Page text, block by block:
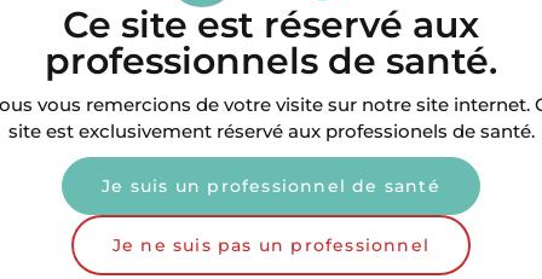
Ce site est réservé aux
professionnels de santé.
vous remercions de votre visite sur notre site internet.
site est exclusivement réservé aux professionels de santé.
Je suis un professionnel de santé
Je ne suis pas un professionnel